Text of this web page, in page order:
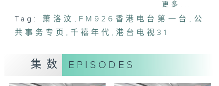
主题：港车北上政策有效期获延长5年
访问：中国香港汽车会永远荣誉会长 李耀
培
主题：升小统一派位获派首三志愿比例创新
更多...
Tag: 萧洛汶 , FM926香港电台第一台 , 公
共事务专页 ,千禧年代 ,港台电视31
集数 EPISODES